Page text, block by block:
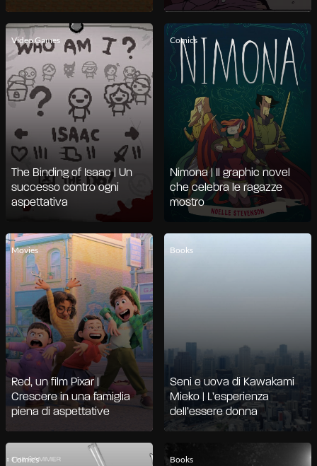
Video Games
The Binding of Isaac | Un
successo contro ogni
aspettativa
Comics
Nimona | Il graphic novel
che celebra le ragazze
mostro
Movies
Red, un film Pixar |
Crescere in una famiglia
piena di aspettative
Books
Seni e uova di Kawakami
Mieko | L’esperienza
dell’essere donna
Comics Books